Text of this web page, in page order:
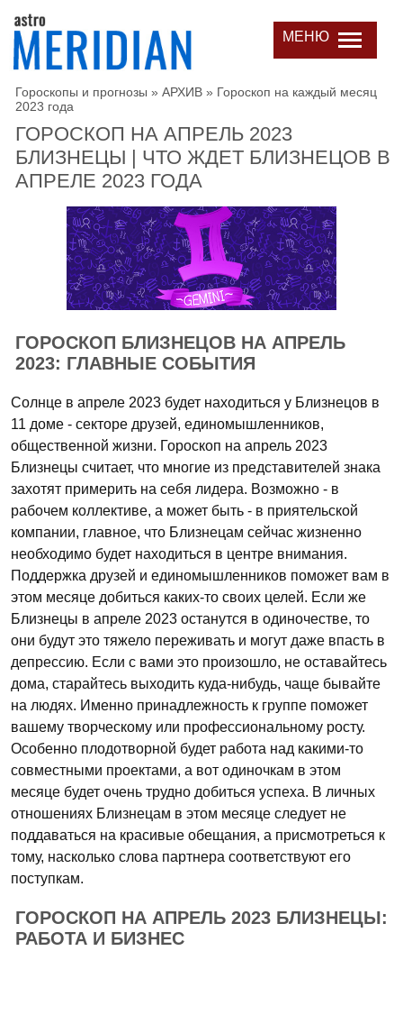
МЕНЮ
Гороскопы и прогнозы » АРХИВ » Гороскоп на каждый месяц
2023 года
ГОРОСКОП НА АПРЕЛЬ 2023
БЛИЗНЕЦЫ | ЧТО ЖДЕТ БЛИЗНЕЦОВ В
АПРЕЛЕ 2023 ГОДА
ГОРОСКОП БЛИЗНЕЦОВ НА АПРЕЛЬ
2023: ГЛАВНЫЕ СОБЫТИЯ
Солнце в апреле 2023 будет находиться у Близнецов в
11 доме - секторе друзей, единомышленников,
общественной жизни. Гороскоп на апрель 2023
Близнецы считает, что многие из представителей знака
захотят примерить на себя лидера. Возможно - в
рабочем коллективе, а может быть - в приятельской
компании, главное, что Близнецам сейчас жизненно
необходимо будет находиться в центре внимания.
Поддержка друзей и единомышленников поможет вам в
этом месяце добиться каких-то своих целей. Если же
Близнецы в апреле 2023 останутся в одиночестве, то
они будут это тяжело переживать и могут даже впасть в
депрессию. Если с вами это произошло, не оставайтесь
дома, старайтесь выходить куда-нибудь, чаще бывайте
на людях. Именно принадлежность к группе поможет
вашему творческому или профессиональному росту.
Особенно плодотворной будет работа над какими-то
совместными проектами, а вот одиночкам в этом
месяце будет очень трудно добиться успеха. В личных
отношениях Близнецам в этом месяце следует не
поддаваться на красивые обещания, а присмотреться к
тому, насколько слова партнера соответствуют его
поступкам.
ГОРОСКОП НА АПРЕЛЬ 2023 БЛИЗНЕЦЫ:
РАБОТА И БИЗНЕС